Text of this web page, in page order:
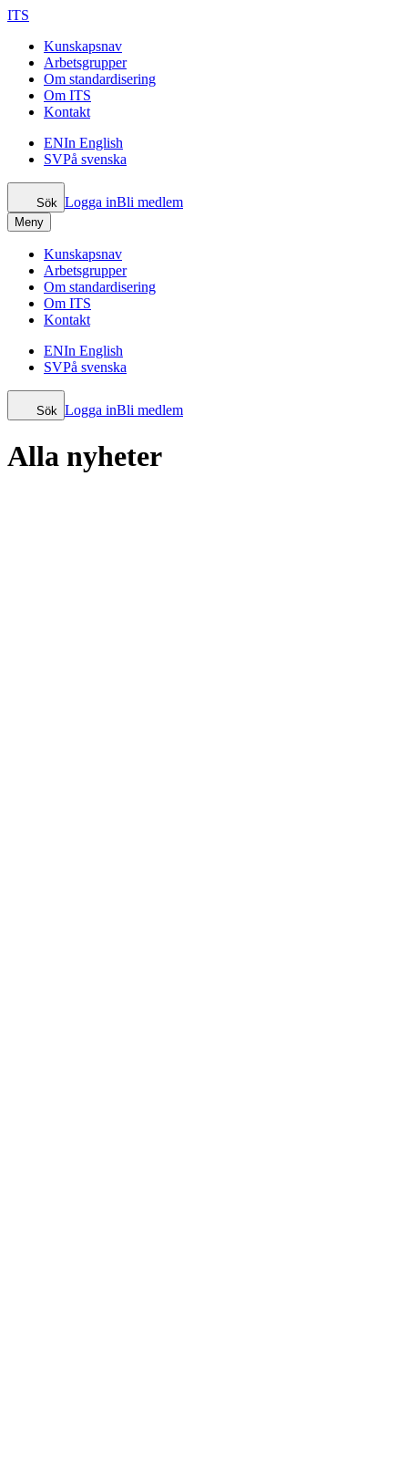
ITS
Kunskapsnav
Arbetsgrupper
Om standardisering
Om ITS
Kontakt
ENIn English
SVPå svenska
Sök Logga inBli medlem
Meny
Kunskapsnav
Arbetsgrupper
Om standardisering
Om ITS
Kontakt
ENIn English
SVPå svenska
Sök Logga inBli medlem
Alla nyheter